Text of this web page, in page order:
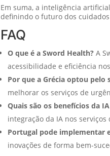
Em suma, a inteligência
definindo o futuro dos
FAQ
O que é a Sword Health? A
acessibilidade e eficiência
Por que a Grécia optou pelo
melhorar os serviços de
Quais são os benefícios da
integração da IA nos serviços
Portugal pode implementar
inovações de forma bem-